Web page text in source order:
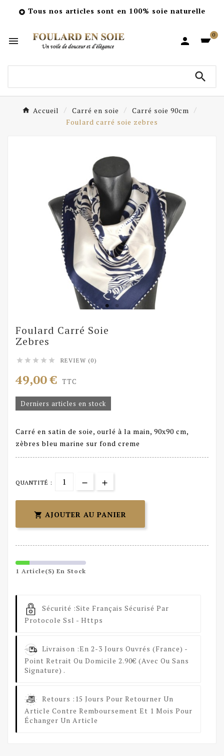
 Tous nos articles sont en 100% soie naturelle
 
0

Accueil Carré en soie
Carré soie 90cm
Foulard carré soie zebres
Foulard Carré Soie
Zebres
     REVIEW (0)
49,00 € TTC
Derniers articles en stock
Carré en satin de soie, ourlé à la main, 90x90 cm,
zèbres bleu marine sur fond creme
QUANTITÉ :
 AJOUTER AU PANIER
1 Article(s) En Stock
Sécurité :Site Français Sécurisé Par
Protocole Ssl - Https
Livraison :En 2-3 Jours Ouvrés (France) -
Point Retrait Ou Domicile 2.90€ (avec Ou Sans
Signature) .
Retours : 15 Jours Pour Retourner Un
Article Contre Remboursement Et 1 Mois Pour
Échanger Un Article